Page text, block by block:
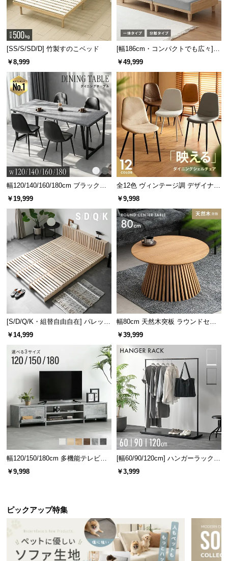
[SS/S/SD/D] 竹製すのこベッド
￥8,999
[幅186cm・コンパクトでも広々] 3
人掛けソファベッド リクライニン
￥49,999
幅120/140/160/180cm ブラックフ
レーム ダイニング 大理石調 4人掛
￥19,999
全12色 ヴィンテージ調 デザイナー
ズシェルチェア
￥9,998
[S/D/Q/K・組替自由自在] パレット
ベッド 8/12/16枚セット
￥14,999
幅80cm 天然木突板 ラウンドセン
ターテーブル 美しい格子デザイン
￥39,999
幅120/150/180cm 多機能テレビボ
ード 木目/石目調 オープン収納・
引き出し収納付き
￥9,998
[幅60/90/120cm] ハンガーラック
スチール 4段階高さ調節 サイドフ
ック オープンラック シンプル
￥3,999
ピックアップ特集